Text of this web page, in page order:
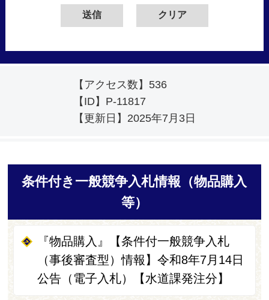
【アクセス数】 536
【ID】 P-11817
【更新日】 2025年7月3日
条件付き一般競争入札情報（物品購入
等）
『物品購入』【条件付一般競争入札
（事後審査型）情報】令和8年7月14日
公告（電子入札）【水道課発注分】